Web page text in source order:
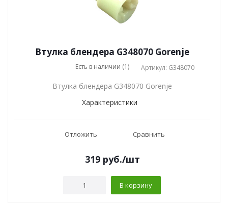
Втулка блендера G348070 Gorenje
Есть в наличии (1) Артикул: G348070
Втулка блендера G348070 Gorenje
Характеристики
Отложить Сравнить
319руб./шт
В корзину